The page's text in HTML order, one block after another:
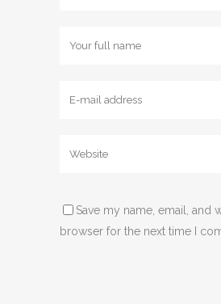
Save my name, email, and
browser for the next time I